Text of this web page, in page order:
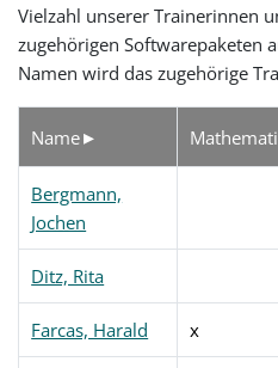
Vielzahl unserer Trainerinnen
zugehörigen Softwarepaketen
Namen wird das zugehörige
Name
Bergmann,
Jochen
Ditz, Rita
Farcas, Harald x